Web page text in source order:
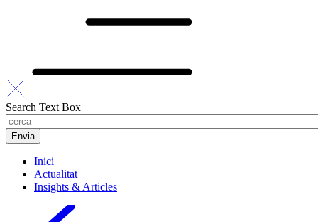
Search Text Box
Inici
Actualitat
Insights & Articles